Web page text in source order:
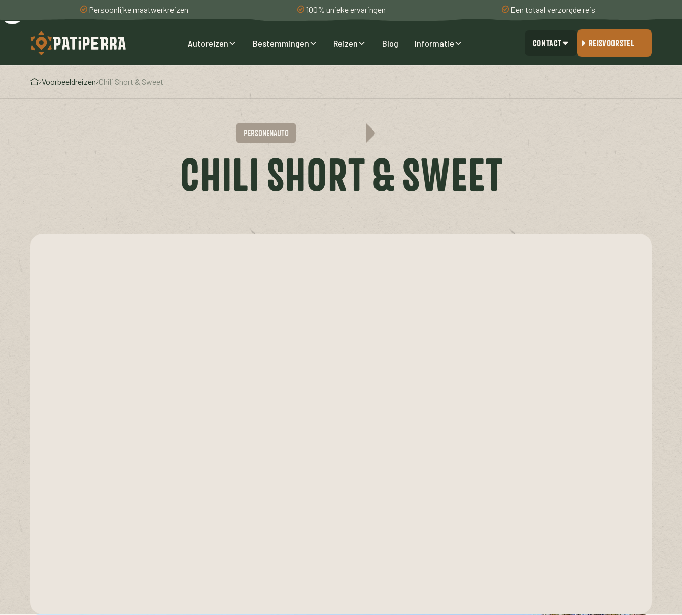
Persoonlijke maatwerkreizen 100% unieke ervaringen Een totaal verzorgde reis
Autoreizen Bestemmingen Reizen Blog Informatie CONTACT REISVOORSTEL
Voorbeeldreizen Chili Short & Sweet
PERSONENAUTO
CHILI SHORT & SWEET